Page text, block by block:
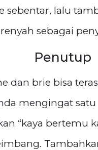
sebentar, lalu
sebagai
Penutup
dan brie bisa
mengingat satu
“kaya bertemu